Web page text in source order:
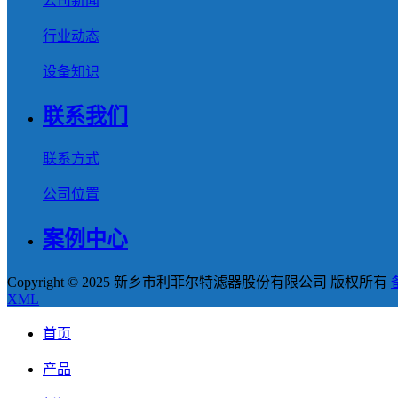
行业动态
设备知识
联系我们
联系方式
公司位置
案例中心
Copyright © 2025 新乡市利菲尔特滤器股份有限公司 版权所有
XML
首页
产品